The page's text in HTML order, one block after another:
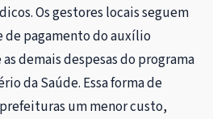
Os gestores locais seguem
de pagamento do auxílio
demais despesas do programa
da Saúde. Essa forma de
um menor custo,